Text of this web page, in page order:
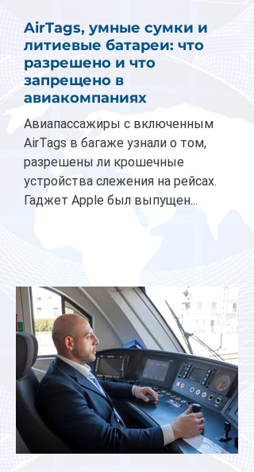
AirTags, умные сумки и
литиевые батареи: что
разрешено и что
запрещено в
авиакомпаниях
Авиапассажиры с включенным
AirTags в багаже узнали о том,
разрешены ли крошечные
устройства слежения на рейсах.
Гаджет Apple был выпущен...